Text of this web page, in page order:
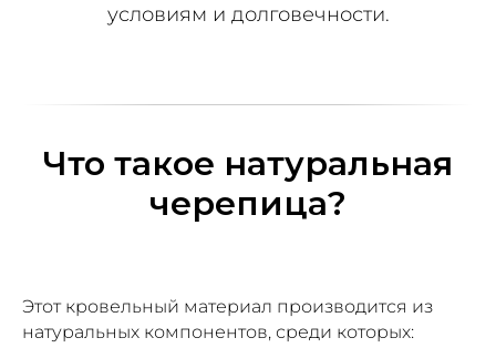
условиям и долговечности.
Что такое натуральная
черепица?
Этот кровельный материал производится из
натуральных компонентов, среди которых: